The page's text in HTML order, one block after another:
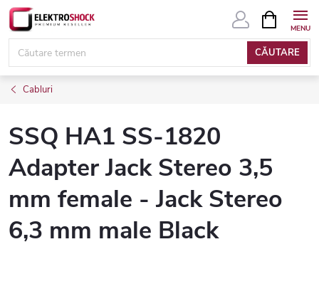
Treci
conținut
CĂUTARE
COŞ
DE
Cabluri
SSQ HA1 SS-1820
Adapter Jack Stereo 3,5
mm female - Jack Stereo
6,3 mm male Black